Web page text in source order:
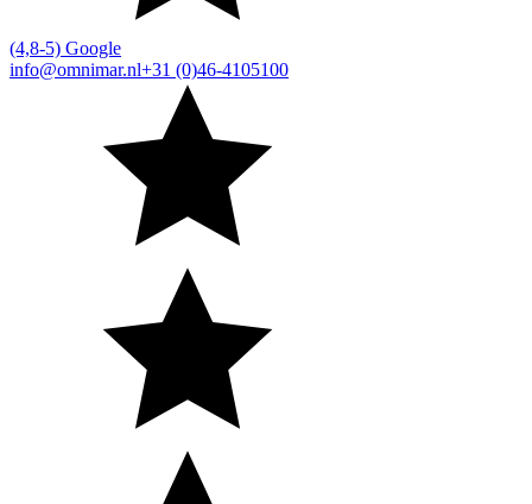
(4,8-5) Google
info@omnimar.nl+31 (0)46-4105100